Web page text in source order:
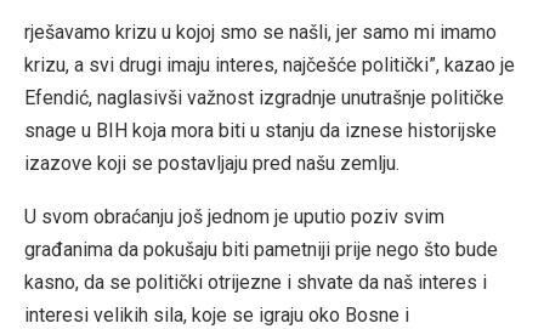
rješavamo krizu u kojoj smo se našli, jer samo mi imamo
krizu, a svi drugi imaju interes, najčešće politički”, kazao je
Efendić, naglasivši važnost izgradnje unutrašnje političke
snage u BIH koja mora biti u stanju da iznese historijske
izazove koji se postavljaju pred našu zemlju.
U svom obraćanju još jednom je uputio poziv svim
građanima da pokušaju biti pametniji prije nego što bude
kasno, da se politički otrijezne i shvate da naš interes i
interesi velikih sila, koje se igraju oko Bosne i